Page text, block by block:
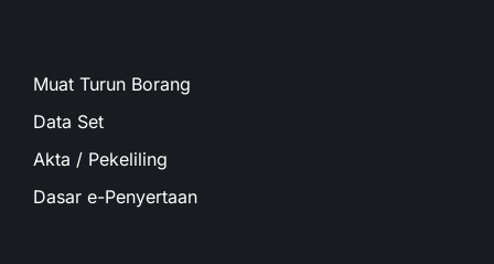
Muat Turun Borang
Data Set
Akta / Pekeliling
Dasar e-Penyertaan